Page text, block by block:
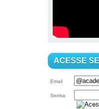
ACESSE
Email
Senha